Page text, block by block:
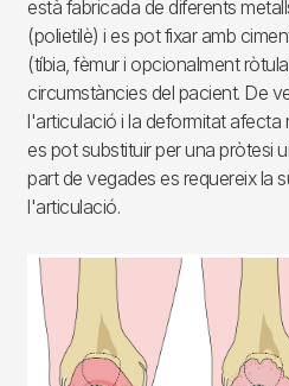
està fabricada de diferents
(polietilè) i es pot fixar amb
(tíbia, fèmur i opcionalment
circumstàncies del pacient. De
l'articulació i la deformitat
es pot substituir per una pròtesi
part de vegades es requereix la
l'articulació.
Imagen